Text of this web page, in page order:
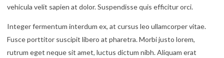
vehicula velit sapien at dolor. Suspendisse quis efficitur orci.
Integer fermentum interdum ex, at cursus leo ullamcorper vitae.
Fusce porttitor suscipit libero at pharetra. Morbi justo lorem,
rutrum eget neque sit amet, luctus dictum nibh. Aliquam erat